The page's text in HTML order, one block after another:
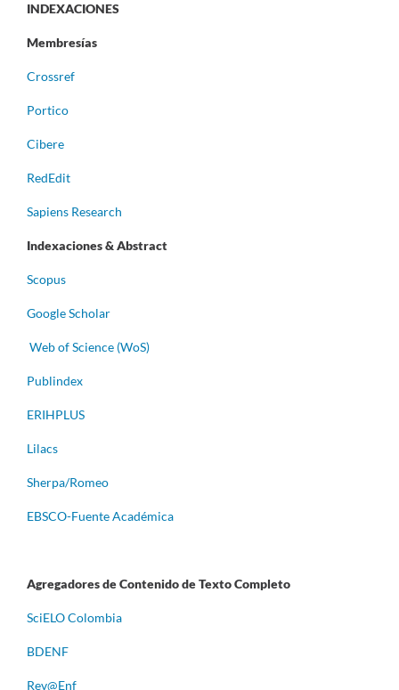
INDEXACIONES
Membresías
Crossref
Portico
Cibere
RedEdit
Sapiens Research
Indexaciones & Abstract
Scopus
Google Scholar
Web of Science (WoS)
Publindex
ERIHPLUS
Lilacs
Sherpa/Romeo
EBSCO-Fuente Académica
Agregadores de Contenido de Texto Completo
SciELO Colombia
BDENF
Rev@Enf